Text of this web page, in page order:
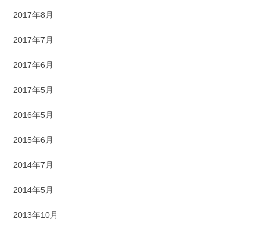
2017年8月
2017年7月
2017年6月
2017年5月
2016年5月
2015年6月
2014年7月
2014年5月
2013年10月
お墓参りの際には中にろうそくを立ててお墓の前に吊るします。
◆「よばれ」とは・・・・・・地域で行われる祭りなどで家人が親
戚や知人らをもてなすことを指します。
天神堂（お嫁さんの実家から男の初孫さんに賜る）を飾る家があり
ました。加賀藩主前田家の先祖は菅原道真といわれ、道真が前田の
だと思われます。「勉強ができますように」との願いをこめて天神
料理のほかに、昔は、菓子の入っふた付の椀（わん）が並び、果物
ったものを「こぶた」といいます。